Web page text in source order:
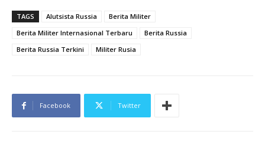
TAGS Alutsista Russia
Berita Militer
Berita Militer Internasional Terbaru
Berita Russia
Berita Russia Terkini
Militer Rusia
Facebook Twitter